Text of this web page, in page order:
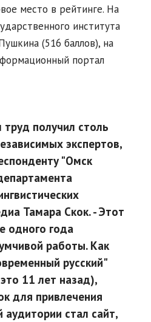
место в рейтинге. На
института
(516 баллов), на
портал
получил столь
экспертов,
"Омск
Тамара Скок. - Этот
одного года
работы. Как
русский"
11 лет назад),
для привлечения
аудитории стал сайт,